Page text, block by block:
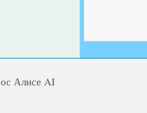
Алисе AI